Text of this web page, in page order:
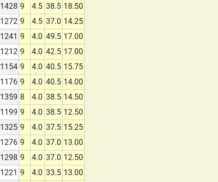
1428 9 4.5 38.5 18.50
1272 9 4.5 37.0 14.25
1241 9 4.0 49.5 17.00
1212 9 4.0 42.5 17.00
1154 9 4.0 40.5 15.75
1176 9 4.0 40.5 14.00
1359 8 4.0 38.5 14.50
1199 9 4.0 38.5 12.50
1325 9 4.0 37.5 15.25
1276 9 4.0 37.0 13.00
1298 9 4.0 37.0 12.50
1221 9 4.0 33.5 13.00